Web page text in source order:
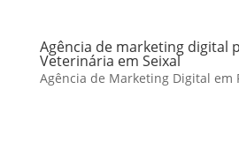
Agência de marketing digital
Veterinária em Seixal
Agência de Marketing Digital em